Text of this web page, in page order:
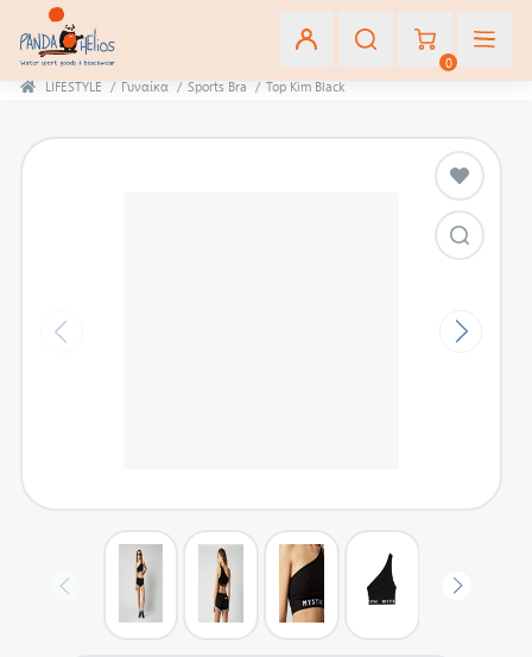
0
LIFESTYLE / Γυναίκα / Sports Bra / Top Kim Black